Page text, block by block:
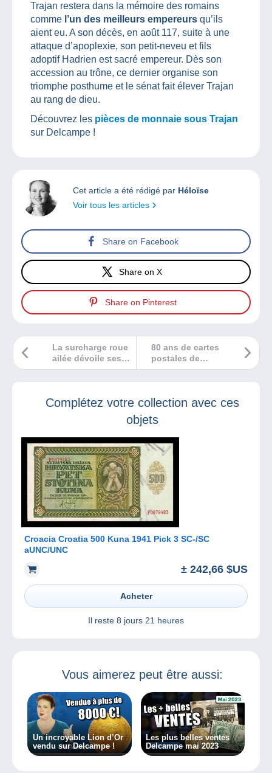
Trajan restera dans la mémoire des romains
comme l’un des meilleurs empereurs qu’ils
aient eu. A son décès, en août 117, suite à une
attaque d’apoplexie, son petit-neveu et fils
adoptif Hadrien est sacré empereur. Dès son
accession au trône, ce dernier organise son
triomphe posthume et le sénat fait élever Trajan
au rang de dieu.
Découvrez les pièces de monnaie sous Trajan
sur Delcampe !
Cet article a été rédigé par Héloïse
Voir tous les articles
Share on Facebook
Share on X
Share on Pinterest
80 ans de cartes
postales de
couples !
La surcharge roue
ailée dévoile ses
secrets.
Complétez votre collection avec ces
objets
Croacia Croatia 500 Kuna 1941 Pick 3 SC-/SC
aUNC/UNC
± 242,66 $US
Acheter
Il reste 8 jours 21 heures
Vous aimerez peut être aussi:
Un incroyable Lion d’Or
vendu sur Delcampe !
Les plus belles ventes
Delcampe mai 2023